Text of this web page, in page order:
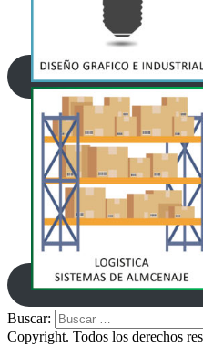
Buscar:
Copyright. Todos los derechos